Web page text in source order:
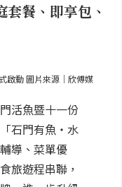
餐、即享包、
啟動 圖片來源｜欣傅媒
活魚暨十一份
石門有魚・水
導、菜單優
旅遊程串聯，